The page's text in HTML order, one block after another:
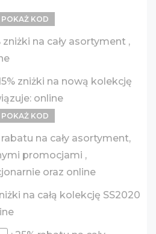
POKAŻ KOD
zniżki na cały asortyment ,
zniżki na nową kolekcję
online
POKAŻ KOD
rabatu na cały asortyment,
promocjami ,
oraz online
na całą kolekcję SS2020